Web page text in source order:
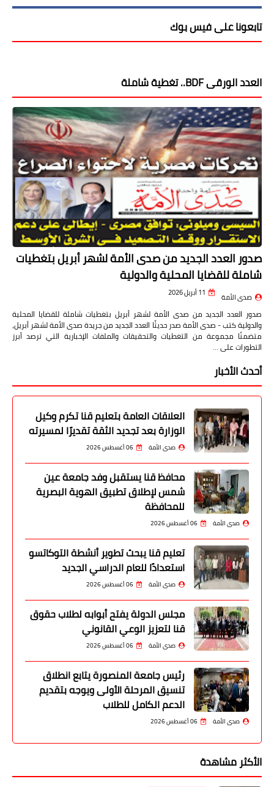
تابعونا على فيس بوك
العدد الورقى BDF.. تغطية شاملة
صدور العدد الجديد من صدى الأمة لشهر أبريل بتغطيات
شاملة للقضايا المحلية والدولية
صدى الأمة 11 أبريل 2026
صدور العدد الجديد من صدى الأمة لشهر أبريل بتغطيات شاملة للقضايا المحلية
والدولية كتب - صدى الأمة صدر حديثًا العدد الجديد من جريدة صدى الأمة لشهر أبريل،
متضمنًا مجموعة من التغطيات والتحقيقات والملفات الإخبارية التي ترصد أبرز
التطورات على …
أحدث الأخبار
العلاقات العامة بتعليم قنا تكرم وكيل
الوزارة بعد تجديد الثقة تقديرًا لمسيرته
صدى الأمة 06 أغسطس 2026
محافظ قنا يستقبل وفد جامعة عين
شمس لإطلاق تطبيق الهوية البصرية
للمحافظة
صدى الأمة 06 أغسطس 2026
تعليم قنا يبحث تطوير أنشطة التوكاتسو
استعدادًا للعام الدراسي الجديد
صدى الأمة 06 أغسطس 2026
مجلس الدولة يفتح أبوابه لطلاب حقوق
قنا لتعزيز الوعي القانوني
صدى الأمة 06 أغسطس 2026
رئيس جامعة المنصورة يتابع انطلاق
تنسيق المرحلة الأولى ويوجه بتقديم
الدعم الكامل للطلاب
صدى الأمة 06 أغسطس 2026
الأكثر مشاهدة